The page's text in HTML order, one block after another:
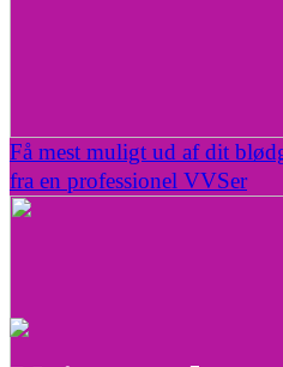
Få mest muligt ud af dit
fra en professionel VVSer